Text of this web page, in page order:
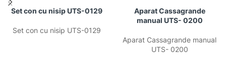
Set con cu nisip UTS-0129
Set con cu nisip UTS-0129
Aparat Cassagrande
manual UTS- 0200
Aparat Cassagrande manual
UTS- 0200